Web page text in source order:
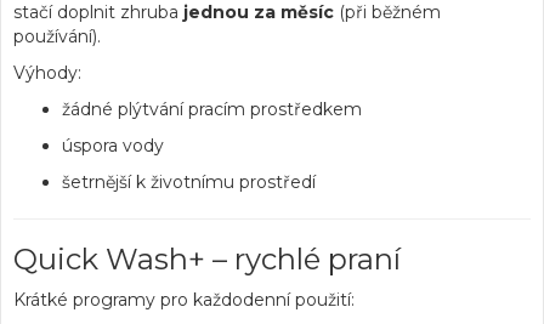
stačí doplnit zhruba jednou za měsíc (při běžném
používání).
Výhody:
žádné plýtvání pracím prostředkem
úspora vody
šetrnější k životnímu prostředí
Quick Wash+ – rychlé praní
Krátké programy pro každodenní použití: